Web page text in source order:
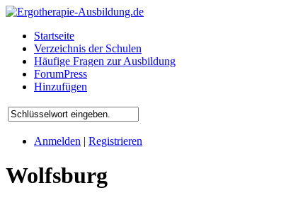
Startseite
Verzeichnis der Schulen
Häufige Fragen zur Ausbildung
ForumPress
Hinzufügen
Anmelden | Registrieren
Wolfsburg